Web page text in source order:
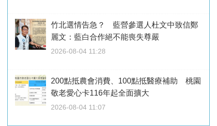
竹北選情告急？ 藍營參選人杜文中致信鄭
麗文：藍白合作絕不能喪失尊嚴
2026-08-04 11:28
200點抵農會消費、100點抵醫療補助 桃園
敬老愛心卡116年起全面擴大
2026-08-04 11:07